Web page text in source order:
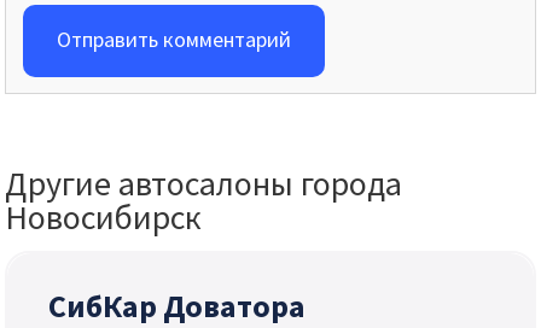
Отправить комментарий
Другие автосалоны города
Новосибирск
СибКар Доватора